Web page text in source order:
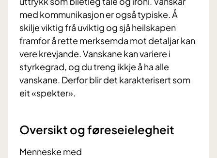
med kommunikasjon er også typiske. Å
skilje viktig frå uviktig og sjå heilskapen
framfor å rette merksemda mot detaljar kan
vere krevjande. Vanskane kan variere i
styrkegrad, og du treng ikkje å ha alle
vanskane. Derfor blir det karakterisert som
eit «spekter».
Oversikt og føreseielegheit
Menneske med